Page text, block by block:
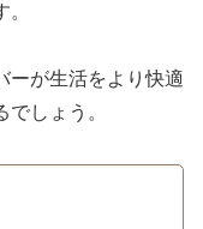
ーが生活をより快適
しょう。